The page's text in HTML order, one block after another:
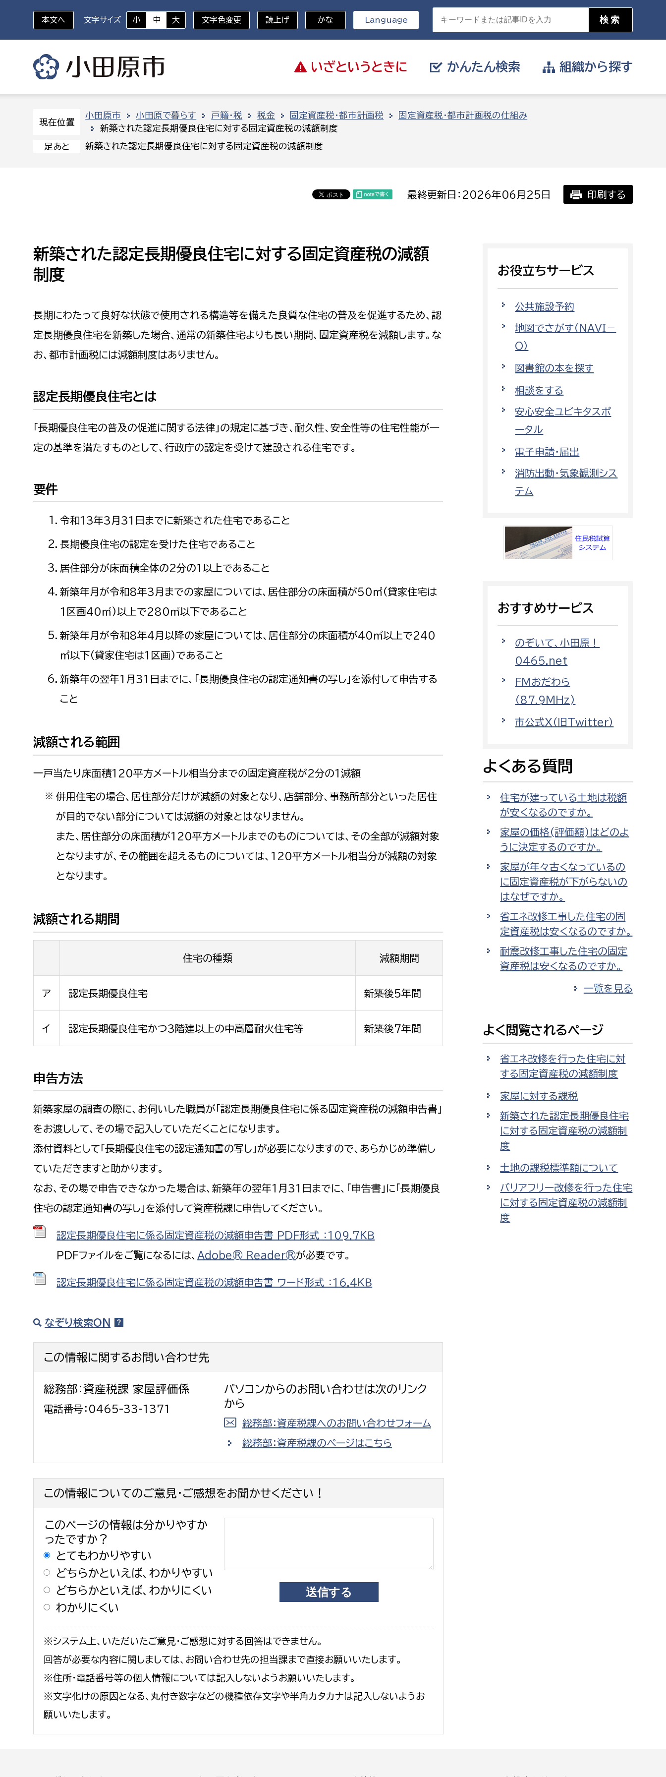
いざと いうときに
いざというときに
休日救急外来 防災・ハザードマップ
かんたん検索
対象者を選択
新生児・乳幼児
若者
高齢者
障がい者
事業者
外国人
ペット
分野を選択
戸籍
福祉・健康
地域経済
市民活動・地域づくり
病院
目的を選択
証明書がほしい
働きたい
小田原のことを知りたい
まちづくりに関わりたい
組織から探す
組織から探す
財産管理課
市民税課
地域政策課
地域安全課
人権・男女共同参画課
防災対策課
文化政策課
生涯学習課
環境部
ゼロカーボン推進課
環境保護課
環境事業センター
福祉健康部
福祉政策課
高齢介護課
障がい福祉課
保険課
健康づくり課
子ども若者部
子ども政策課
経済部
産業政策課
水産海浜課
都市部
都市政策課
都市計画課
地域交通課
建設部
建設政策課
国県事業推進課
道水路整備課
みどり公園課
建築課
会計管理者
出納室
患者サポートセンター
病院管理局：医事課
予防課
警防計画課
救急課
情報司令課
消防課
警防第1課
上下水道局
給排水業務課
水道整備課
下水道整備課
浄水管理課
保健給食課
教育指導課
監査事務局
農業委員会事務局
農業委員会事務局
議会局
本文へ 文字サイズ 小 中 大 文字色変更 読上げ かな Language
現在位置
小田原市 小田原で暮らす 戸籍・税 税金 固定資産税・都市計画税
固定資産税・都市計画税の仕組み
新築された認定長期優良住宅に対する固定資産税の減額制度
足あと 新築された認定長期優良住宅に対する固定資産税の減額制度
最終更新日：2026年06月25日 印刷する
新築された認定長期優良住宅に対する固定資産税の減額
制度
長期にわたって良好な状態で使用される構造等を備えた良質な住宅の普及を促進するため、認
定長期優良住宅を新築した場合、通常の新築住宅よりも長い期間、固定資産税を減額します。な
お、都市計画税には減額制度はありません。
認定長期優良住宅とは
「長期優良住宅の普及の促進に関する法律」の規定に基づき、耐久性、安全性等の住宅性能が一
定の基準を満たすものとして、行政庁の認定を受けて建設される住宅です。
要件
令和13年3月31日までに新築された住宅であること
長期優良住宅の認定を受けた住宅であること
居住部分が床面積全体の2分の1以上であること
新築年月が令和8年3月までの家屋については、居住部分の床面積が50㎡(貸家住宅は
1区画40㎡)以上で280㎡以下であること
新築年月が令和8年4月以降の家屋については、居住部分の床面積が40㎡以上で240
㎡以下(貸家住宅は1区画)であること
新築年の翌年1月31日までに、「長期優良住宅の認定通知書の写し」を添付して申告する
こと
減額される範囲
一戸当たり床面積120平方メートル相当分までの固定資産税が2分の1減額
※ 併用住宅の場合、居住部分だけが減額の対象となり、店舗部分、事務所部分といった居住
が目的でない部分については減額の対象とはなりません。
また、居住部分の床面積が120平方メートルまでのものについては、その全部が減額対象
となりますが、その範囲を超えるものについては、120平方メートル相当分が減額の対象
となります。
減額される期間
住宅の種類 減額期間
ア 認定長期優良住宅 新築後5年間
イ 認定長期優良住宅かつ3階建以上の中高層耐火住宅等 新築後7年間
申告方法
新築家屋の調査の際に、お伺いした職員が「認定長期優良住宅に係る固定資産税の減額申告書」
をお渡しして、その場で記入していただくことになります。
添付資料として「長期優良住宅の認定通知書の写し」が必要になりますので、あらかじめ準備し
ていただきますと助かります。
なお、その場で申告できなかった場合は、新築年の翌年1月31日までに、「申告書」に「長期優良
住宅の認定通知書の写し」を添付して資産税課に申告してください。
認定長期優良住宅に係る固定資産税の減額申告書 PDF形式 ：109.7ＫＢ
PDFファイルをご覧になるには、 Adobe® Reader®が必要です。
認定長期優良住宅に係る固定資産税の減額申告書 ワード形式 ：16.4ＫＢ
なぞり検索ON
この情報に関するお問い合わせ先
総務部：資産税課 家屋評価係
電話番号：0465-33-1371
パソコンからのお問い合わせは次のリンク
から
総務部：資産税課へのお問い合わせフォーム
総務部：資産税課のページはこちら
この情報についてのご意見・ご感想をお聞かせください！
このページの情報は分かりやすか
ったですか？
とてもわかりやすい
どちらかといえば、わかりやすい
どちらかといえば、わかりにくい
わかりにくい
※システム上、いただいたご意見・ご感想に対する回答はできません。
回答が必要な内容に関しましては、お問い合わせ先の担当課まで直接お願いいたします。
※住所・電話番号等の個人情報については記入しないようお願いいたします。
※文字化けの原因となる、丸付き数字などの機種依存文字や半角カタカナは記入しないようお
願いいたします。
お役立ちサービス
公共施設予約
地図でさがす（NAVI－
O）
図書館の本を探す
相談をする
安心安全ユビキタスポ
ータル
電子申請・届出
消防出動・気象観測シス
テム
おすすめサービス
のぞいて、小田原！
0465.net
FMおだわら
（87.9MHz)
市公式X（旧Twitter）
よくある質問
住宅が建っている土地は税額
が安くなるのですか。
家屋の価格(評価額)はどのよ
うに決定するのですか。
家屋が年々古くなっているの
に固定資産税が下がらないの
はなぜですか。
省エネ改修工事した住宅の固
定資産税は安くなるのですか。
耐震改修工事した住宅の固定
資産税は安くなるのですか。
一覧を見る
よく閲覧されるページ
省エネ改修を行った住宅に対
する固定資産税の減額制度
家屋に対する課税
新築された認定長期優良住宅
に対する固定資産税の減額制
度
土地の課税標準額について
バリアフリー改修を行った住宅
に対する固定資産税の減額制
度